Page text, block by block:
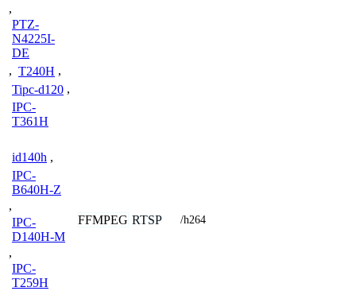
,
PTZ-
N4225I-
DE
, T240H ,
Tipc-d120 ,
IPC-
T361H
id140h ,
IPC-
B640H-Z
,
IPC-
D140H-M
,
IPC-
T259H
FFMPEG RTSP /h264